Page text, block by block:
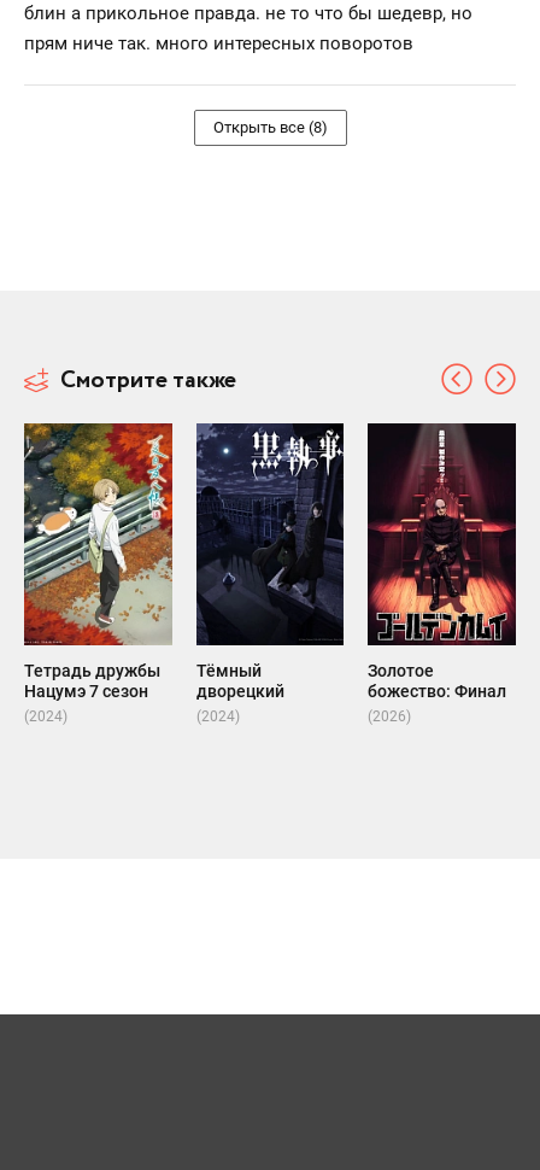
блин а прикольное правда. не то что бы шедевр, но
прям ниче так. много интересных поворотов
Открыть все (8)
Смотрите также
Тетрадь дружбы
Нацумэ 7 сезон
(2024)
Тёмный
дворецкий
(2024)
Золотое
божество: Финал
(2026)